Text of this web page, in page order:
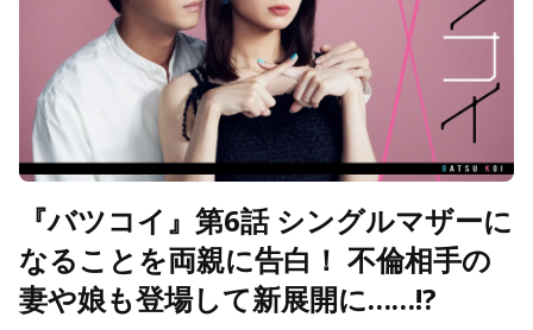
『バツコイ』第6話 シングルマザーに
なることを両親に告白！ 不倫相手の
妻や娘も登場して新展開に……!?